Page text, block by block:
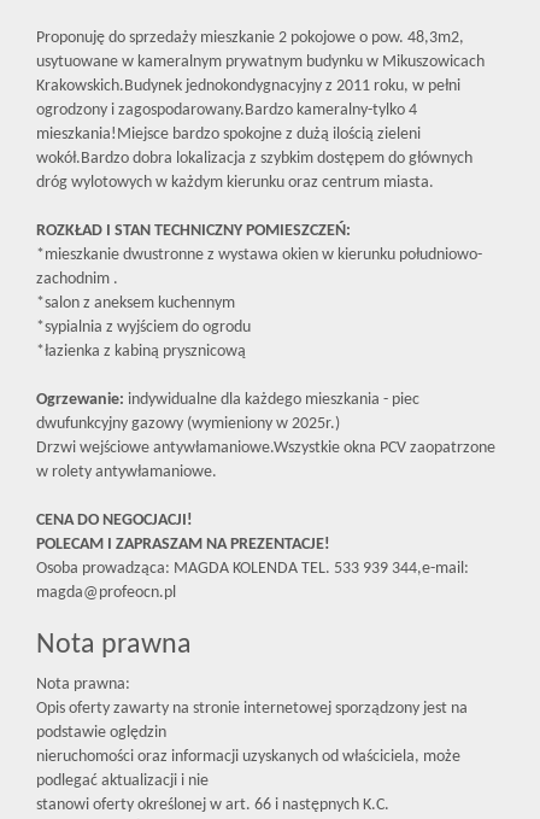
Proponuję do sprzedaży mieszkanie 2 pokojowe o pow. 48,3m2,
usytuowane w kameralnym prywatnym budynku w Mikuszowicach
Krakowskich.Budynek jednokondygnacyjny z 2011 roku, w pełni
ogrodzony i zagospodarowany.Bardzo kameralny-tylko 4
mieszkania!Miejsce bardzo spokojne z dużą ilością zieleni
wokół.Bardzo dobra lokalizacja z szybkim dostępem do głównych
dróg wylotowych w każdym kierunku oraz centrum miasta.
ROZKŁAD I STAN TECHNICZNY POMIESZCZEŃ:
*mieszkanie dwustronne z wystawa okien w kierunku południowo-
zachodnim .
*salon z aneksem kuchennym
*sypialnia z wyjściem do ogrodu
*łazienka z kabiną prysznicową
Ogrzewanie: indywidualne dla każdego mieszkania - piec
dwufunkcyjny gazowy (wymieniony w 2025r.)
Drzwi wejściowe antywłamaniowe.Wszystkie okna PCV zaopatrzone
w rolety antywłamaniowe.
CENA DO NEGOCJACJI!
POLECAM I ZAPRASZAM NA PREZENTACJE!
Osoba prowadząca: MAGDA KOLENDA TEL. 533 939 344,e-mail:
magda@profeocn.pl
Nota prawna
Nota prawna:
Opis oferty zawarty na stronie internetowej sporządzony jest na
podstawie oględzin
nieruchomości oraz informacji uzyskanych od właściciela, może
podlegać aktualizacji i nie
stanowi oferty określonej w art. 66 i następnych K.C.